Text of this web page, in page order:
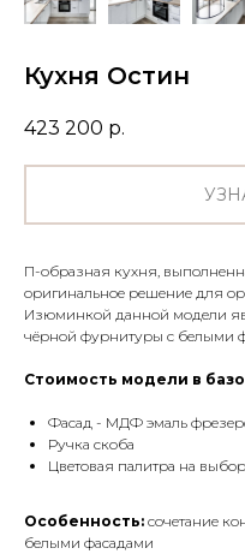
Кухня Остин
423 200 р.
П-образная кухня,
оригинальное решение для
Изюминкой данной модели
чёрной фурнитуры с белыми
Стоимость модели в
Фасад - МДФ эмаль
Ручка скоба
Цветовая палитра на выбор
Особенность: сочетание
белыми фасадами